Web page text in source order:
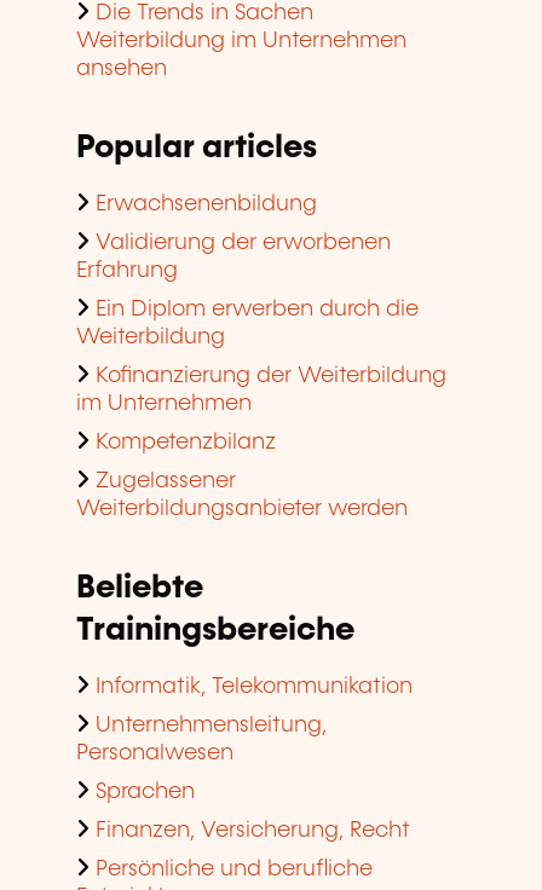
Die Trends in Sachen
Weiterbildung im Unternehmen
ansehen
Popular articles
Erwachsenenbildung
Validierung der erworbenen
Erfahrung
Ein Diplom erwerben durch die
Weiterbildung
Kofinanzierung der Weiterbildung
im Unternehmen
Kompetenzbilanz
Zugelassener
Weiterbildungsanbieter werden
Beliebte
Trainingsbereiche
Informatik, Telekommunikation
Unternehmensleitung,
Personalwesen
Sprachen
Finanzen, Versicherung, Recht
Persönliche und berufliche